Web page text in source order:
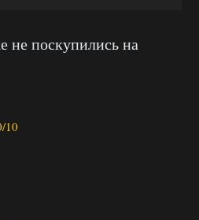
не поскупились на
10